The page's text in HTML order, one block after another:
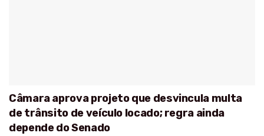
Câmara aprova projeto que desvincula multa
de trânsito de veículo locado; regra ainda
depende do Senado